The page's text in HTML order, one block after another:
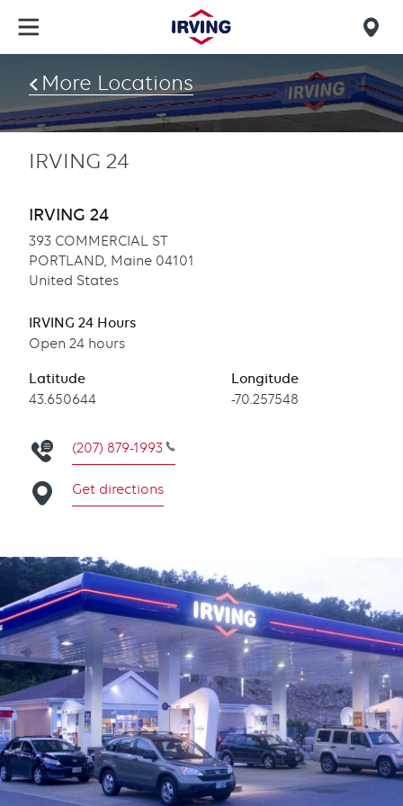
main
content
find
us
More Locations
IRVING 24
IRVING 24
393 COMMERCIAL ST
PORTLAND, Maine 04101
United States
IRVING 24 Hours
Open 24 hours
Latitude
Latitude
43.650644
Longitude
Longitude
-70.257548
(207) 879-1993
Get directions